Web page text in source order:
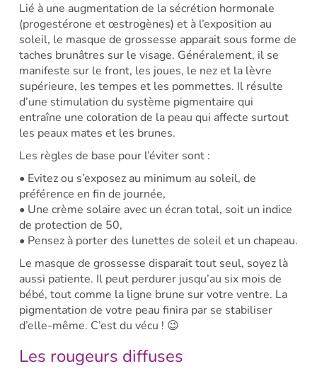
Lié à une augmentation de la sécrétion hormonale
(progestérone et œstrogènes) et à l’exposition au
soleil, le masque de grossesse apparait sous forme de
taches brunâtres sur le visage. Généralement, il se
manifeste sur le front, les joues, le nez et la lèvre
supérieure, les tempes et les pommettes. Il résulte
d’une stimulation du système pigmentaire qui
entraîne une coloration de la peau qui affecte surtout
les peaux mates et les brunes.
Les règles de base pour l’éviter sont :
• Evitez ou s’exposez au minimum au soleil, de
préférence en fin de journée,
• Une crème solaire avec un écran total, soit un indice
de protection de 50,
• Pensez à porter des lunettes de soleil et un chapeau.
Le masque de grossesse disparait tout seul, soyez là
aussi patiente. Il peut perdurer jusqu’au six mois de
bébé, tout comme la ligne brune sur votre ventre. La
pigmentation de votre peau finira par se stabiliser
d’elle-même. C’est du vécu ! 😉
Les rougeurs diffuses